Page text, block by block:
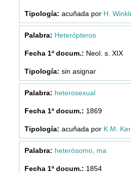
acuñada por H.
Heterópteros
Neol. s. XIX
sin asignar
heterosexual
1869
acuñada por K.M.
heterósomo, ma
1854